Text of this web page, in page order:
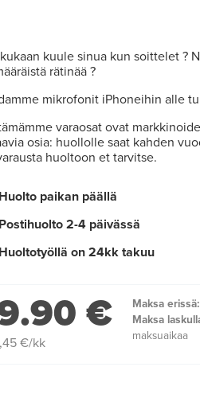
kuule sinua kun soittelet ?
rätinää ?
mikrofonit iPhoneihin alle
varaosat ovat
osia: huollolle saat kahden
huoltoon et tarvitse.
Huolto paikan päällä
Postihuolto 2-4 päivässä
Huoltotyöllä on 24kk takuu
€
€/kk
Maksa erissä:
Maksa
maksuaikaa